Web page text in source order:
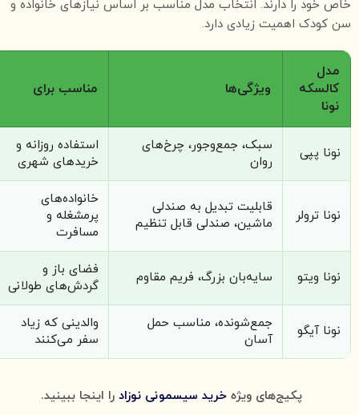
خاص خود را دارند. انتخاب مدل مناسب بر اساس نیازهای خانواده و
سن کودک اهمیت زیادی دارد.
مدل
کالسکه
نونا
ویژگی‌ها مناسب برای
نونا پپی
سبک، جمع‌وجور، چرخ‌های
روان
استفاده روزانه و
خریدهای شهری
نونا ترولر
قابلیت تبدیل به صندلی
ماشین، صندلی قابل تنظیم
خانواده‌های
پرمشغله و
مسافرت
نونا ویتو سایه‌بان بزرگ، فریم مقاوم
فضای باز و
گردش‌های طولانی
نونا آیگو
جمع‌شونده، مناسب حمل
آسان
والدینی که زیاد
سفر می‌کنند
پکیج‌های ویژه خرید سیسمونی نوزاد را اینجا ببینید.